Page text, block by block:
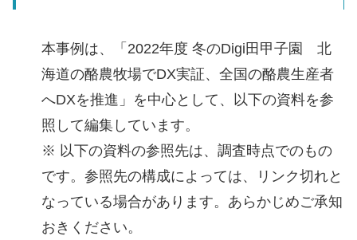
本事例は、「2022年度 冬のDigi田甲子園 北
海道の酪農牧場でDX実証、全国の酪農生産者
へDXを推進」を中心として、以下の資料を参
照して編集しています。
※ 以下の資料の参照先は、調査時点でのもの
です。参照先の構成によっては、リンク切れと
なっている場合があります。あらかじめご承知
おきください。